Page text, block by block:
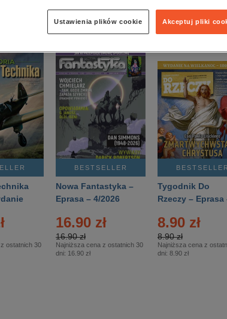
zdrowie
religie
ostatnich 30
BESTSELLER
Nowa Fantastyka –
Eprasa – 4/2026
16.90 zł
16.90 zł
Najniższa cena z ostatnich 30
dni: 16.90 zł
BESTSELLER
Tygodnik Do
Rzeczy – Eprasa
8.90 zł
8.90 zł
Najniższa cena z
dni: 8.90 zł
Akceptuj pliki
Ustawienia plików cookie